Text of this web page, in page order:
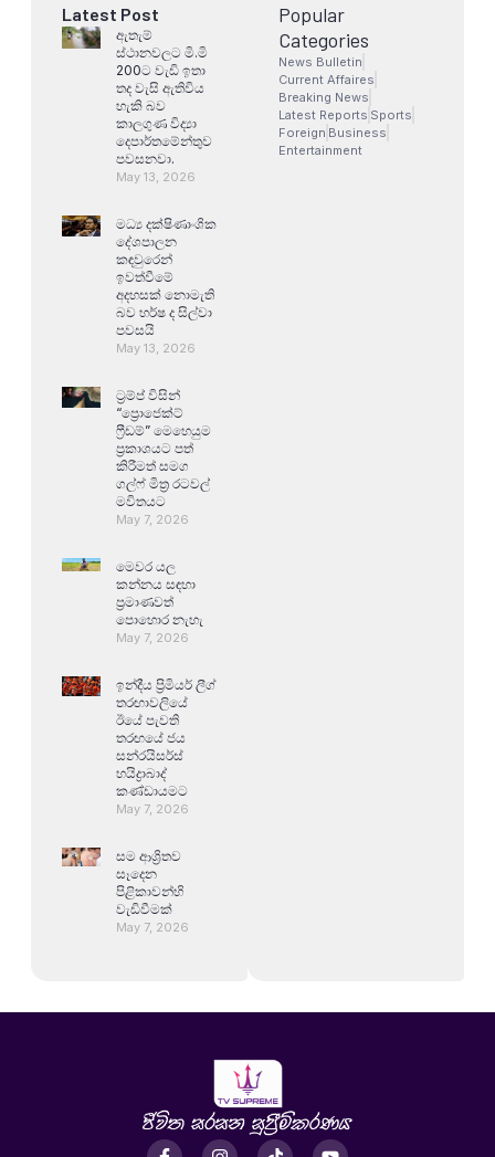
Latest Post
ඇතැම්
ස්ථානවලට මි.මි
200ට වැඩි ඉතා
තද වැසි ඇතිවිය
හැකි බව
කාලගුණ විද්‍යා
දෙපාර්තමේන්තුව
පවසනවා.
May 13, 2026
මධ්‍ය දක්ෂිණාංශික
දේශපාලන
කඳවුරෙන්
ඉවත්වීමේ
අදහසක් නොමැති
බව හර්ෂ ද සිල්වා
පවසයි
May 13, 2026
ට්‍රම්ප් විසින්
“ප්‍රොජෙක්ට්
ෆ්‍රීඩම්” මෙහෙයුම
ප්‍රකාශයට පත්
කිරීමත් සමග
ගල්ෆ් මිත්‍ර රටවල්
මවිතයට
May 7, 2026
මෙවර යල
කන්නය සඳහා
ප්‍රමාණවත්
පොහොර නැහැ
May 7, 2026
ඉන්දීය ප්‍රිමියර් ලීග්
තරඟාවලියේ
ඊයේ පැවති
තරඟයේ ජය
සන්රයිසර්ස්
හයිද්‍රාබාද්
කණ්ඩායමට
May 7, 2026
සම ආශ්‍රිතව
සෑදෙන
පිළිකාවන්හි
වැඩිවීමක්
May 7, 2026
Popular
Categories
News Bulletin
Current Affaires
Breaking News
Latest Reports Sports
Foreign Business
Entertainment